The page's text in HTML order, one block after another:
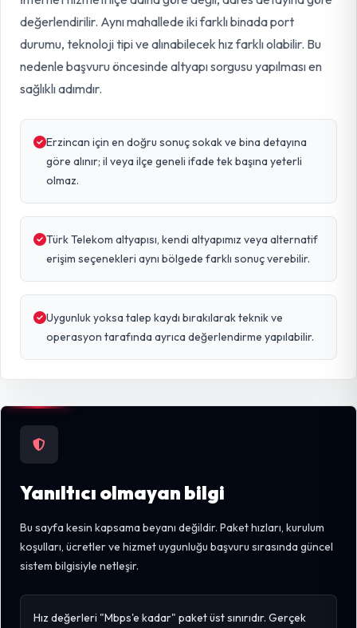
değerlendirilir. Aynı mahallede iki farklı binada port
durumu, teknoloji tipi ve alınabilecek hız farklı olabilir. Bu
nedenle başvuru öncesinde altyapı sorgusu yapılması en
sağlıklı adımdır.
Erzincan için en doğru sonuç sokak ve bina detayına
göre alınır; il veya ilçe geneli ifade tek başına yeterli
olmaz.
Türk Telekom altyapısı, kendi altyapımız veya alternatif
erişim seçenekleri aynı bölgede farklı sonuç verebilir.
Uygunluk yoksa talep kaydı bırakılarak teknik ve
operasyon tarafında ayrıca değerlendirme yapılabilir.
Yanıltıcı olmayan bilgi
Bu sayfa kesin kapsama beyanı değildir. Paket hızları, kurulum
koşulları, ücretler ve hizmet uygunluğu başvuru sırasında güncel
sistem bilgisiyle netleşir.
Hız değerleri "Mbps'e kadar" paket üst sınırıdır. Gerçek